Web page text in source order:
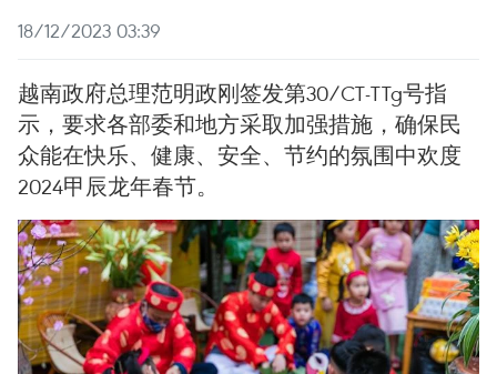
18/12/2023 03:39
越南政府总理范明政刚签发第30/CT-TTg号指
示，要求各部委和地方采取加强措施，确保民
众能在快乐、健康、安全、节约的氛围中欢度
2024甲辰龙年春节。